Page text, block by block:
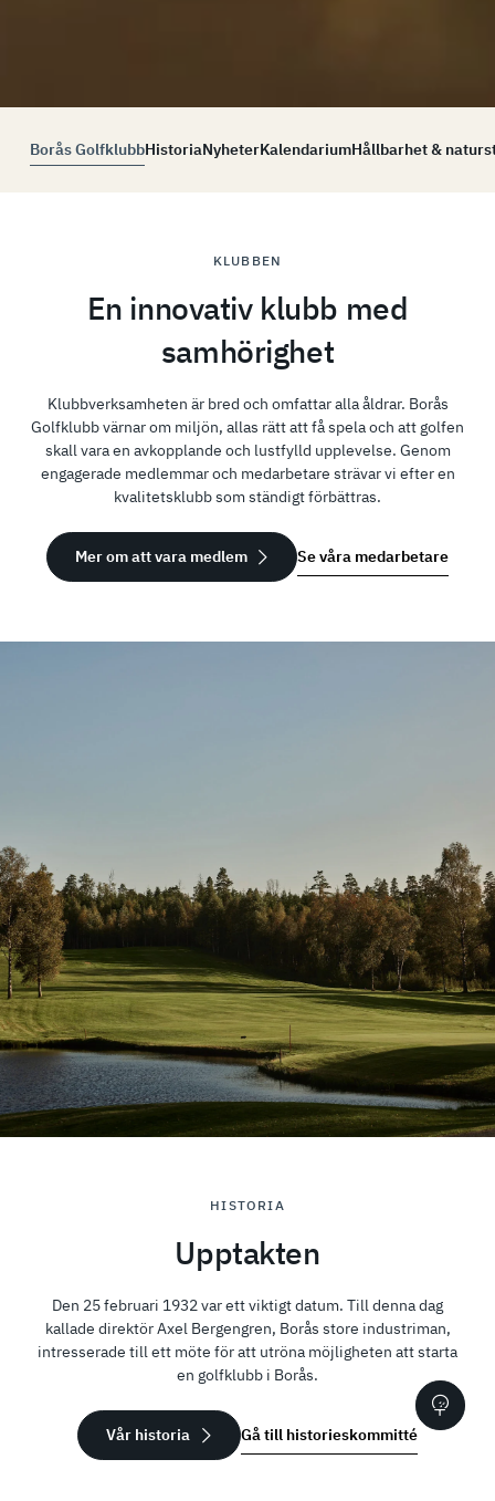
Borås GolfklubbHistoriaNyheterKalendariumHållbarhet &
KLUBBEN
En innovativ klubb med
samhörighet
Klubbverksamheten är bred och omfattar alla åldrar. Borås
Golfklubb värnar om miljön, allas rätt att få spela och att golfen
skall vara en avkopplande och lustfylld upplevelse. Genom
engagerade medlemmar och medarbetare strävar vi efter en
kvalitetsklubb som ständigt förbättras.
Mer om att vara medlem Se våra medarbetare
HISTORIA
Upptakten
Den 25 februari 1932 var ett viktigt datum. Till denna dag
kallade direktör Axel Bergengren, Borås store industriman,
intresserade till ett möte för att utröna möjligheten att starta
en golfklubb i Borås.
Vår historia Gå till historieskommitté